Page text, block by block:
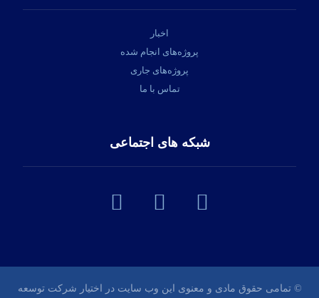
اخبار
پروژه‌های انجام شده
پروژه‌های جاری
تماس با ما
شبکه های اجتماعی
© تمامی حقوق مادی و معنوی این وب سایت در اختیار شرکت توسعه